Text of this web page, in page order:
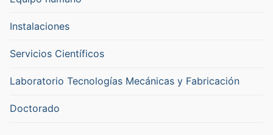
Instalaciones
Servicios Científicos
Laboratorio Tecnologías Mecánicas y Fabricación
Doctorado